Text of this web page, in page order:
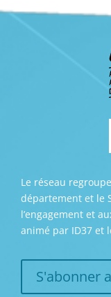
Le réseau
département et le
l’engagement et
animé par ID37 et
S'abonner